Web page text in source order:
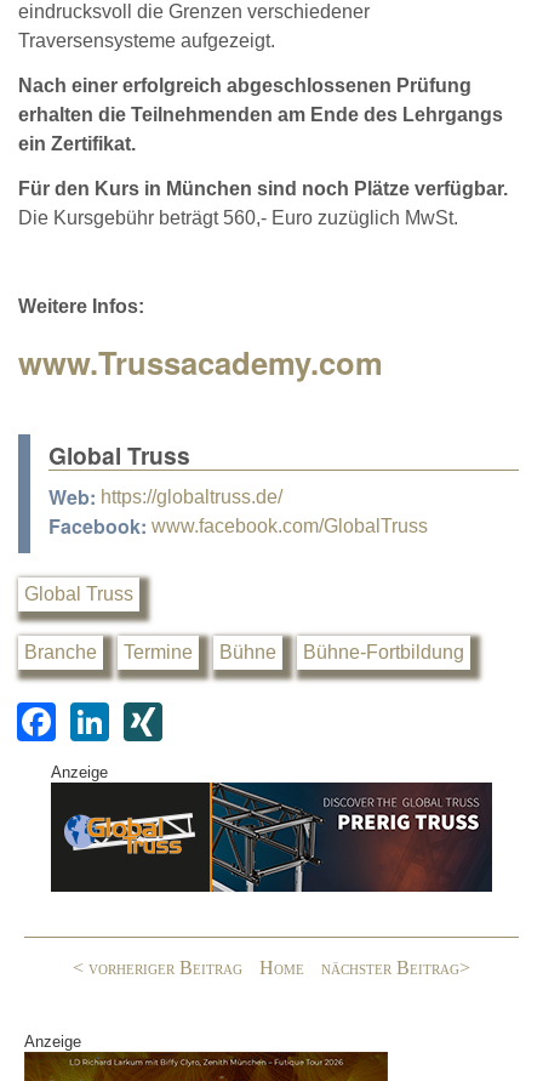
eindrucksvoll die Grenzen verschiedener
Traversensysteme aufgezeigt.
Nach einer erfolgreich abgeschlossenen Prüfung
erhalten die Teilnehmenden am Ende des Lehrgangs
ein Zertifikat.
Für den Kurs in München sind noch Plätze verfügbar.
Die Kursgebühr beträgt 560,- Euro zuzüglich MwSt.
Weitere Infos:
www.Trussacademy.com
Global Truss
Web: https://globaltruss.de/
Facebook: www.facebook.com/GlobalTruss
Global Truss
Branche Termine Bühne Bühne-Fortbildung
F
a
c
e
o
Li
k
e
G
Anzeige
< vorheriger Beitrag Home nächster Beitrag>
Anzeige